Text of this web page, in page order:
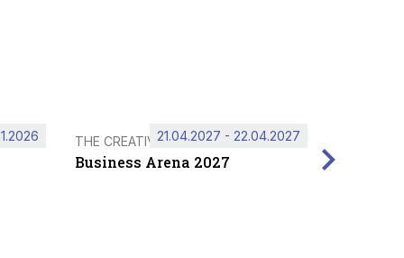
THE CREATIVE HUB
Business Arena 2027
21.04.2027 - 22.04.2027